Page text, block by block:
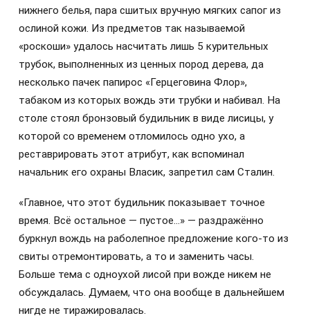
нижнего белья, пара сшитых вручную мягких сапог из
ослиной кожи. Из предметов так называемой
«роскоши» удалось насчитать лишь 5 курительных
трубок, выполненных из ценных пород дерева, да
несколько пачек папирос «Герцеговина Флор»,
табаком из которых вождь эти трубки и набивал. На
столе стоял бронзовый будильник в виде лисицы, у
которой со временем отломилось одно ухо, а
реставрировать этот атрибут, как вспоминал
начальник его охраны Власик, запретил сам Сталин.
«Главное, что этот будильник показывает точное
время. Всё остальное — пустое…» — раздражённо
буркнул вождь на раболепное предложение кого-то из
свиты отремонтировать, а то и заменить часы.
Больше тема с одноухой лисой при вожде никем не
обсуждалась. Думаем, что она вообще в дальнейшем
нигде не тиражировалась.